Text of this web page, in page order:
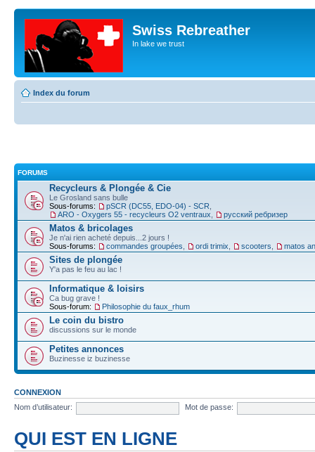
Swiss Rebreather
In lake we trust
Index du forum
FORUMS
Recycleurs & Plongée & Cie
Le Grosland sans bulle
Sous-forums:
pSCR (DC55, EDO-04) - SCR
ARO - Oxygers 55 - recycleurs O2 ventraux
русский ребризер
Matos & bricolages
Je n'ai rien acheté depuis...2 jours !
Sous-forums:
commandes groupées ordi trimix scooters matos
Sites de plongée
Y'a pas le feu au lac !
Informatique & loisirs
Ca bug grave !
Sous-forum:
Philosophie du faux_rhum
Le coin du bistro
discussions sur le monde
Petites annonces
Buzinesse iz buzinesse
CONNEXION
Nom d’utilisateur:
Mot de passe:
QUI EST EN LIGNE